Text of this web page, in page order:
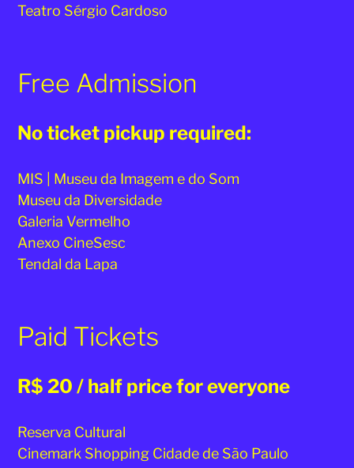
Teatro Sérgio Cardoso
Free Admission
No ticket pickup required:
MIS | Museu da Imagem e do Som
Museu da Diversidade
Galeria Vermelho
Anexo CineSesc
Tendal da Lapa
Paid Tickets
R$ 20 / half price for everyone
Reserva Cultural
Cinemark Shopping Cidade de São Paulo